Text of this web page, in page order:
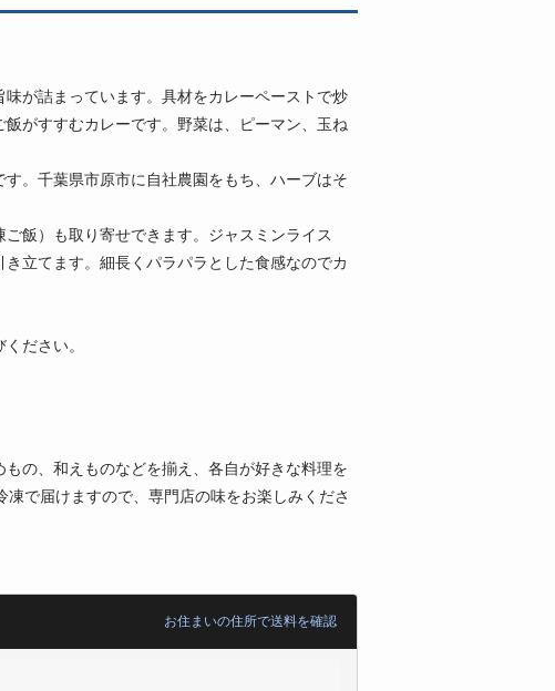
が詰まっています。具材をカレーペーストで炒
がすすむカレーです。野菜は、ピーマン、玉ね
。千葉県市原市に自社農園をもち、ハーブはそ
飯）も取り寄せできます。ジャスミンライス
立てます。細長くパラパラとした食感なのでカ
ださい。
の、和えものなどを揃え、各自が好きな料理を
で届けますので、専門店の味をお楽しみくださ
お住まいの住所で送料を確認